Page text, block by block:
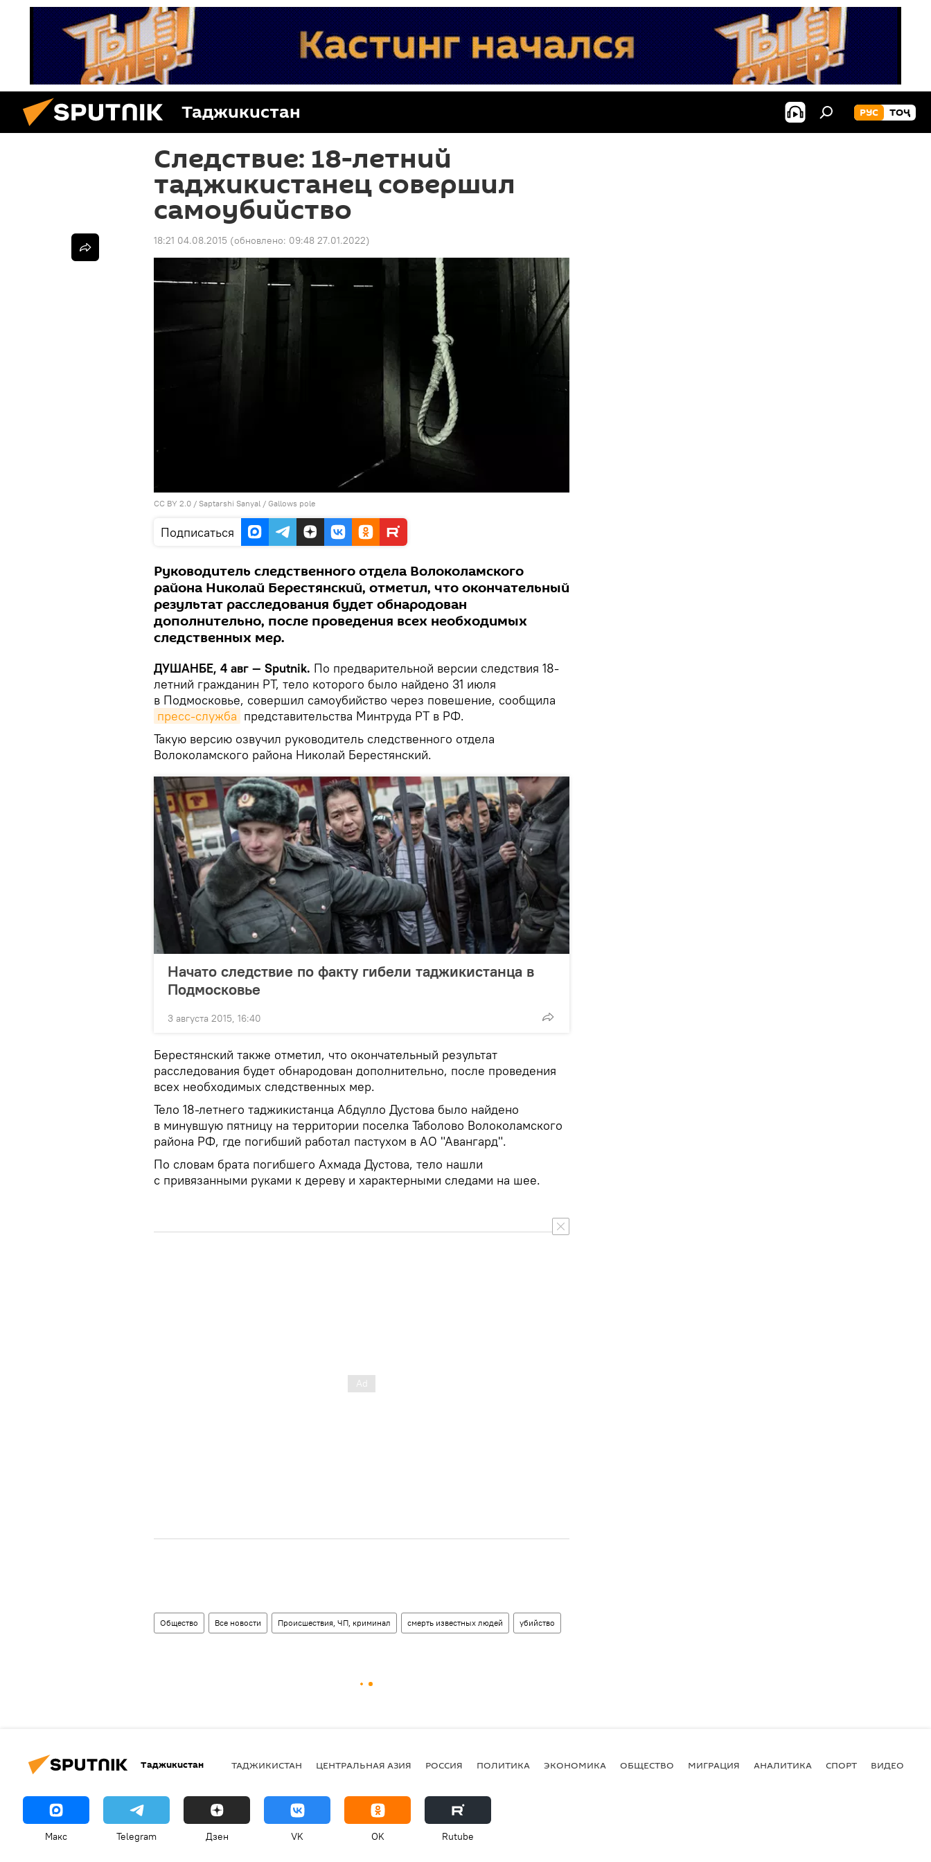
Таджикистан РУС ТОҶ
Следствие: 18-летний
таджикистанец совершил
самоубийство
18:21 04.08.2015 (обновлено: 09:48 27.01.2022)
CC BY 2.0 / Saptarshi Sanyal / Gallows pole
Подписаться
Руководитель следственного отдела Волоколамского
района Николай Берестянский, отметил, что окончательный
результат расследования будет обнародован
дополнительно, после проведения всех необходимых
следственных мер.
ДУШАНБЕ, 4 авг — Sputnik. По предварительной версии следствия 18-
летний гражданин РТ, тело которого было найдено 31 июля
в Подмосковье, совершил самоубийство через повешение, сообщила
пресс-служба представительства Минтруда РТ в РФ.
Такую версию озвучил руководитель следственного отдела
Волоколамского района Николай Берестянский.
Начато следствие по факту гибели таджикистанца в
Подмосковье
3 августа 2015, 16:40
Берестянский также отметил, что окончательный результат
расследования будет обнародован дополнительно, после проведения
всех необходимых следственных мер.
Тело 18-летнего таджикистанца Абдулло Дустова было найдено
в минувшую пятницу на территории поселка Таболово Волоколамского
района РФ, где погибший работал пастухом в АО "Авангард".
По словам брата погибшего Ахмада Дустова, тело нашли
с привязанными руками к дереву и характерными следами на шее.
Общество Все новости Происшествия, ЧП, криминал смерть известных людей убийство
Таджикистан ТАДЖИКИСТАН ЦЕНТРАЛЬНАЯ АЗИЯ РОССИЯ ПОЛИТИКА ЭКОНОМИКА ОБЩЕСТВО МИГРАЦИЯ АНАЛИТИКА СПОРТ ВИДЕО
Макс Telegram Дзен VK OK Rutube